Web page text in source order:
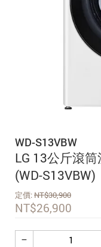
WD-S13VBW
LG 13公斤滾
(WD-S13VBW)
定價:NT$30,900
NT$26,900
−
加入 JARVIS VIP